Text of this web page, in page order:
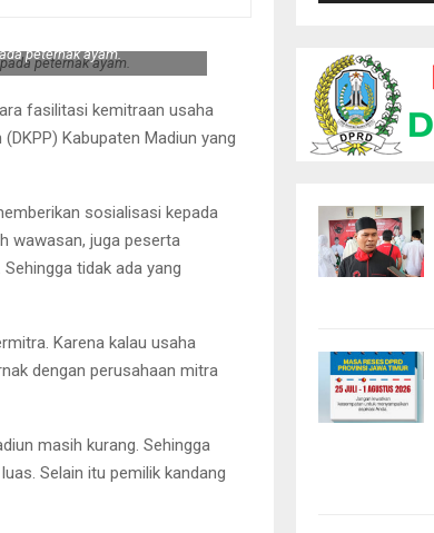
peternak ayam.
fasilitasi kemitraan usaha
Kabupaten Madiun yang
sosialisasi kepada
wawasan, juga peserta
tidak ada yang
Karena kalau usaha
dengan perusahaan mitra
masih kurang. Sehingga
Selain itu pemilik kandang
e
o